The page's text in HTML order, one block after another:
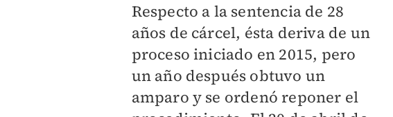
Respecto a la sentencia de 28
años de cárcel, ésta deriva de un
proceso iniciado en 2015, pero
un año después obtuvo un
amparo y se ordenó reponer el